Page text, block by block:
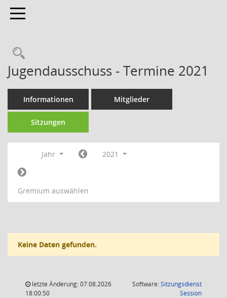
Toggle navigation
Jugendausschuss - Termine 2021
Informationen Mitglieder
Sitzungen
Jahr 2021
Gremium auswählen
Keine Daten gefunden.
letzte Änderung: 07.08.2026
18:00:50
Software:Sitzungsdienst
Session(Wird in